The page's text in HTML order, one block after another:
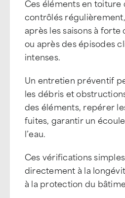
Ces éléments en toiture
contrôlés
après les saisons à
ou après des épisodes
intenses.
Un entretien préventif
les débris et
des éléments, repérer
fuites, garantir un
l’eau.
Ces vérifications
directement à la
à la protection du